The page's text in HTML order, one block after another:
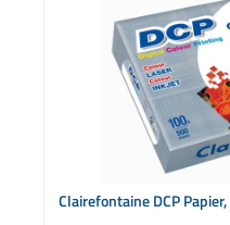
Clairefontaine DCP